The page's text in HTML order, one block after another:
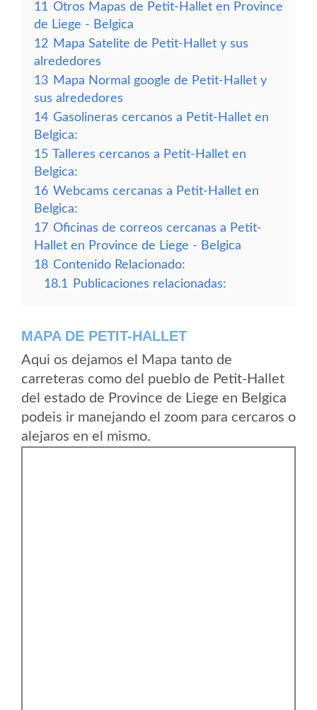
11 Otros Mapas de Petit-Hallet en Province
de Liege - Belgica
12 Mapa Satelite de Petit-Hallet y sus
alrededores
13 Mapa Normal google de Petit-Hallet y
sus alrededores
14 Gasolineras cercanos a Petit-Hallet en
Belgica:
15 Talleres cercanos a Petit-Hallet en
Belgica:
16 Webcams cercanas a Petit-Hallet en
Belgica:
17 Oficinas de correos cercanas a Petit-
Hallet en Province de Liege - Belgica
18 Contenido Relacionado:
18.1
Publicaciones relacionadas:
MAPA DE PETIT-HALLET
Aqui os dejamos el Mapa tanto de
carreteras como del pueblo de Petit-Hallet
del estado de Province de Liege en Belgica
podeis ir manejando el zoom para cercaros o
alejaros en el mismo.